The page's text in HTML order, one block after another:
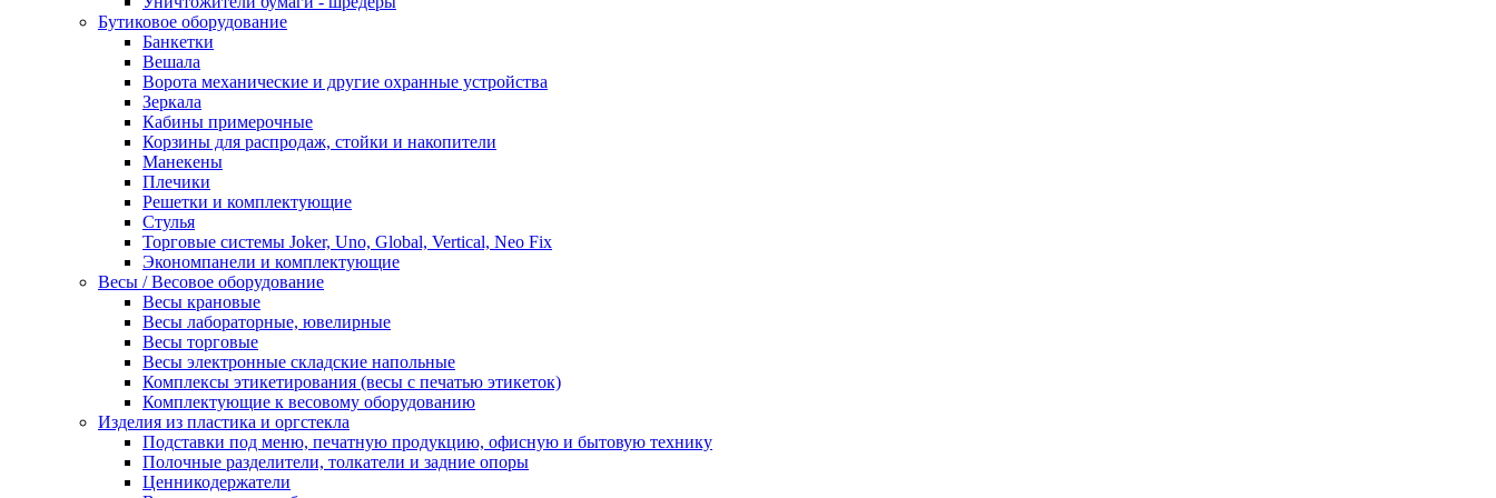
Бутиковое оборудование
Банкетки
Вешала
Ворота механические и другие охранные устройства
Зеркала
Кабины примерочные
Корзины для распродаж, стойки и накопители
Манекены
Плечики
Решетки и комплектующие
Стулья
Торговые системы Joker, Uno, Global, Vertical, Neo Fix
Экономпанели и комплектующие
Весы / Весовое оборудование
Весы крановые
Весы лабораторные, ювелирные
Весы торговые
Весы электронные складские напольные
Комплексы этикетирования (весы с печатью этикеток)
Комплектующие к весовому оборудованию
Изделия из пластика и оргстекла
Подставки под меню, печатную продукцию, офисную и бытовую технику
Полочные разделители, толкатели и задние опоры
Ценникодержатели